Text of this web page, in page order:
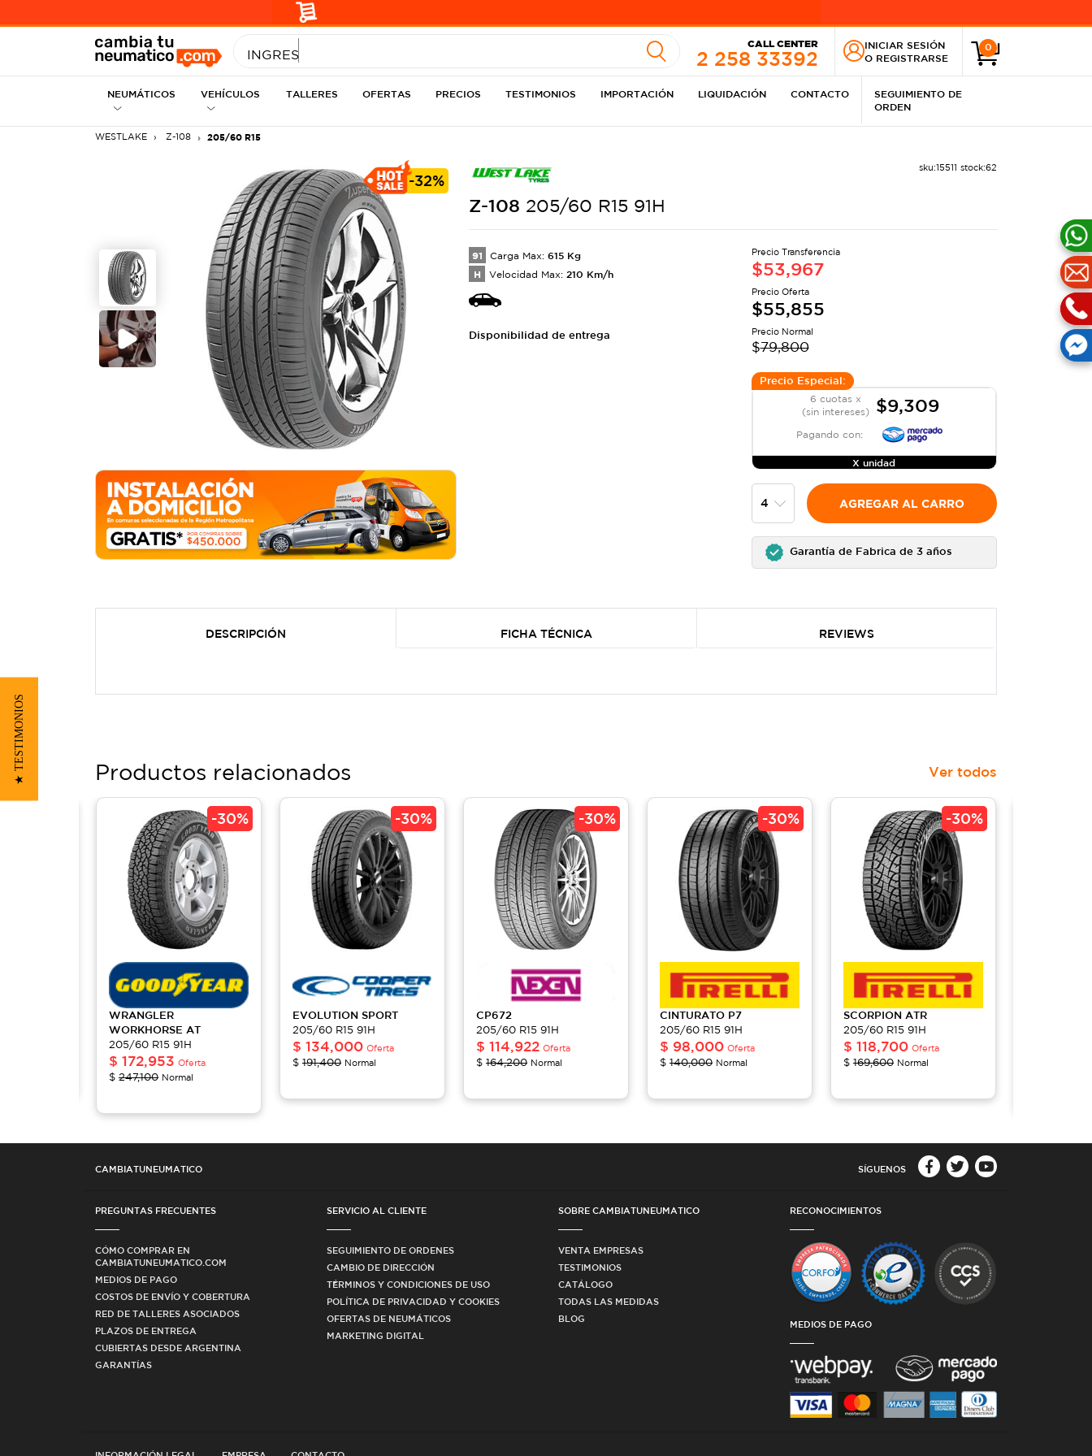
INGRESE MEDIDA
CALL CENTER
2 258 33392
INICIAR SESIÓN
O REGISTRARSE
0
NEUMÁTICOS VEHÍCULOS TALLERES OFERTAS PRECIOS TESTIMONIOS IMPORTACIÓN LIQUIDACIÓN CONTACTO
SEGUIMIENTO DE
ORDEN
WESTLAKE Z-108 205/60 R15
-32%
sku:15511 stock:62
Z-108 205/60 R15 91H
91 Carga Max: 615 Kg
H Velocidad Max: 210 Km/h
Disponibilidad de entrega
Precio Transferencia
$53,967
Precio Oferta
$55,855
Precio Normal
$79,800
Precio Especial:
6 cuotas x
(sin intereses)
$9,309
Pagando con:
X unidad
AGREGAR AL CARRO
Garantía de Fabrica de 3 años
DESCRIPCIÓN FICHA TÉCNICA REVIEWS
Productos relacionados Ver todos
-30%
WRANGLER
WORKHORSE AT
205/60 R15 91H
$ 172,953 Oferta
$ 247,100 Normal
-30%
EVOLUTION SPORT
205/60 R15 91H
$ 134,000 Oferta
$ 191,400 Normal
-30%
CP672
205/60 R15 91H
$ 114,922 Oferta
$ 164,200 Normal
-30%
CINTURATO P7
205/60 R15 91H
$ 98,000 Oferta
$ 140,000 Normal
-30%
SCORPION ATR
205/60 R15 91H
$ 118,700 Oferta
$ 169,600 Normal
CAMBIATUNEUMATICO SÍGUENOS
PREGUNTAS FRECUENTES
CÓMO COMPRAR EN
CAMBIATUNEUMATICO.COM
MEDIOS DE PAGO
COSTOS DE ENVÍO Y COBERTURA
RED DE TALLERES ASOCIADOS
PLAZOS DE ENTREGA
CUBIERTAS DESDE ARGENTINA
GARANTÍAS
SERVICIO AL CLIENTE
SEGUIMIENTO DE ORDENES
CAMBIO DE DIRECCIÓN
TÉRMINOS Y CONDICIONES DE USO
POLÍTICA DE PRIVACIDAD Y COOKIES
OFERTAS DE NEUMÁTICOS
MARKETING DIGITAL
SOBRE CAMBIATUNEUMATICO
VENTA EMPRESAS
TESTIMONIOS
CATÁLOGO
TODAS LAS MEDIDAS
BLOG
RECONOCIMIENTOS
MEDIOS DE PAGO
★ TESTIMONIOS